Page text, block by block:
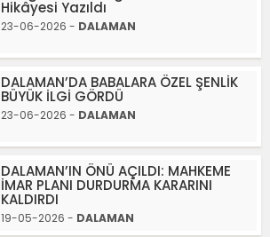
Hikâyesi Yazıldı
23-06-2026 - DALAMAN
DALAMAN’DA BABALARA ÖZEL ŞENLİK
BÜYÜK İLGİ GÖRDÜ
23-06-2026 - DALAMAN
DALAMAN’IN ÖNÜ AÇILDI: MAHKEME
İMAR PLANI DURDURMA KARARINI
KALDIRDI
19-05-2026 - DALAMAN